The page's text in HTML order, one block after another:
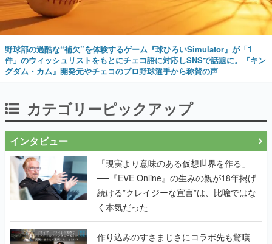
野球部の過酷な“補欠”を体験するゲーム『球ひろいSimulator』が「1
件」のウィッシュリストをもとにチェコ語に対応しSNSで話題に。『キン
グダム・カム』開発元やチェコのプロ野球選手から称賛の声
カテゴリーピックアップ
インタビュー
「現実より意味のある仮想世界を作る」
──『EVE Online』の生みの親が18年掲げ
続ける”クレイジーな宣言”は、比喩ではな
く本気だった
作り込みのすさまじさにコラボ先も驚嘆